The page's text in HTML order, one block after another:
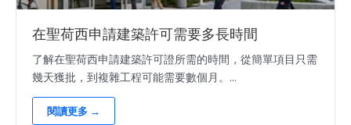
在聖荷西申請建築許可需要多長時間
了解在聖荷西申請建築許可證所需的時間，從簡單項目只需
幾天獲批，到複雜工程可能需要數個月。...
閱讀更多 →